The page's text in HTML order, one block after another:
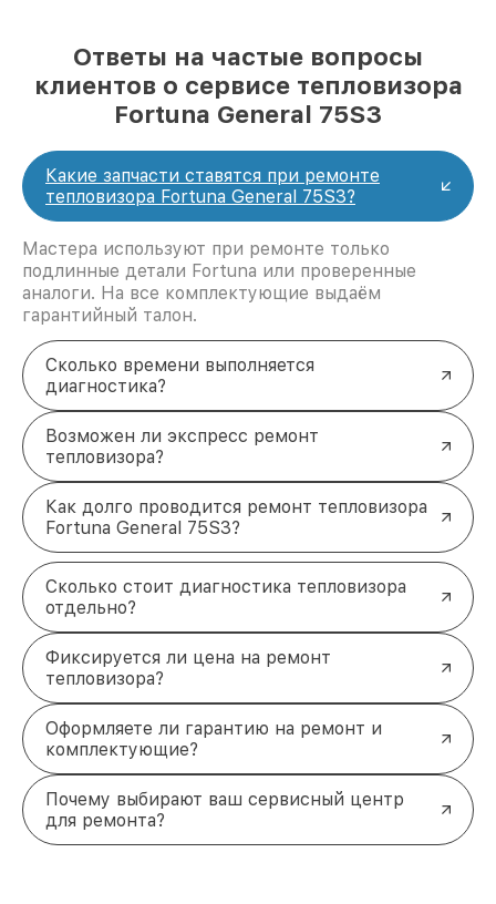
Ответы на частые вопросы
клиентов о сервисе тепловизора
Fortuna General 75S3
Какие запчасти ставятся при ремонте
тепловизора Fortuna General 75S3?
Мастера используют при ремонте только
подлинные детали Fortuna или проверенные
аналоги. На все комплектующие выдаём
гарантийный талон.
Сколько времени выполняется
диагностика?
Возможен ли экспресс ремонт
тепловизора?
Как долго проводится ремонт тепловизора
Fortuna General 75S3?
Сколько стоит диагностика тепловизора
отдельно?
Фиксируется ли цена на ремонт
тепловизора?
Оформляете ли гарантию на ремонт и
комплектующие?
Почему выбирают ваш сервисный центр
для ремонта?